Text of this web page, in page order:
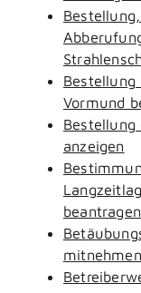
Vormund
Bestellung
anzeigen
beantragen